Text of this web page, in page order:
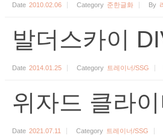
Date 2010.02.06 Category 준한글화 By
발더스카이
Date 2014.01.25 Category 트레이너/SSG
위자드 클라
Date 2021.07.11 Category 트레이너/SSG